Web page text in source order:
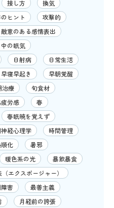
接し方
換気
ヒント
攻撃的
敵意のある感情表出
中の眠気
日射病
日常生活
早寝早起き
早朝覚醒
治療
旬食材
疲労感
春
春眠暁を覚えず
経心理学
時間管理
化
暑邪
暖色系の光
暴飲暴食
エクスポージャー）
害
最善主義
月経前の誇張